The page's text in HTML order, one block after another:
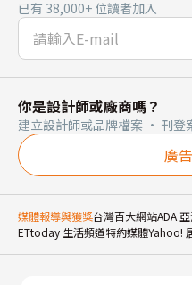
已有 38,000+ 位讀者加入
你是設計師或廠商嗎？
建立設計師或品牌檔案 · 刊
廣
媒體報導與獲獎台灣百大網站ADA
ETtoday 生活頻道特約媒體Yahoo!